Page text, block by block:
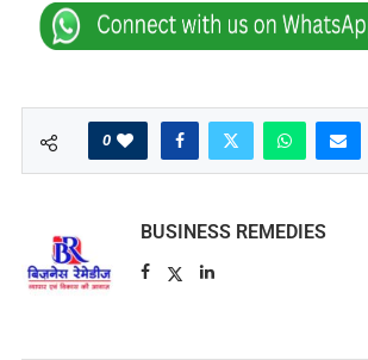
0
BUSINESS REMEDIES